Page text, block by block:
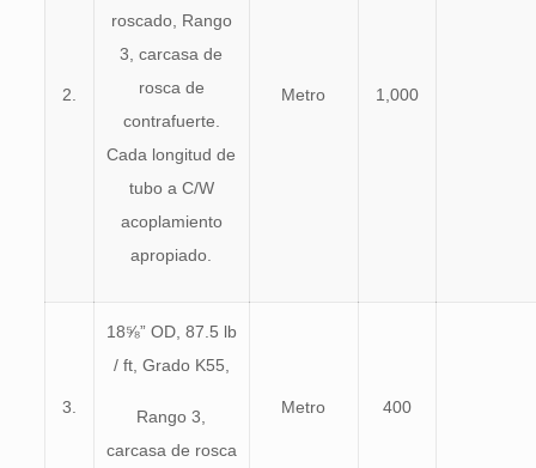
2.
roscado, Rango
3, carcasa de
rosca de
contrafuerte.
Cada longitud de
tubo a C/W
acoplamiento
apropiado.
Metro 1,000
3.
18⅝” OD, 87.5 lb
/ ft, Grado K55,
Rango 3,
carcasa de rosca
Metro 400